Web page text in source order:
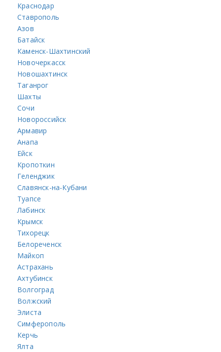
Краснодар
Ставрополь
Азов
Батайск
Каменск-Шахтинский
Новочеркасск
Новошахтинск
Таганрог
Шахты
Сочи
Новороссийск
Армавир
Анапа
Ейск
Кропоткин
Геленджик
Славянск-на-Кубани
Туапсе
Лабинск
Крымск
Тихорецк
Белореченск
Майкоп
Астрахань
Ахтубинск
Волгоград
Волжский
Элиста
Симферополь
Керчь
Ялта